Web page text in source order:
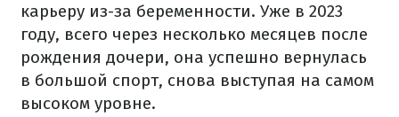
карьеру из-за беременности. Уже в 2023
году, всего через несколько месяцев после
рождения дочери, она успешно вернулась
в большой спорт, снова выступая на самом
высоком уровне.